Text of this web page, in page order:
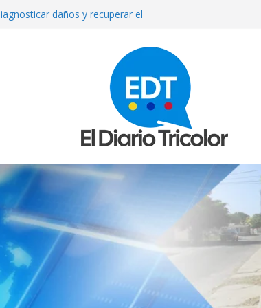
daños y recuperar el
septiembre anuncia el Ministerio
asesinada de un disparo durante
Valeria Márquez: detienen a
del crimen y surgen nuevos